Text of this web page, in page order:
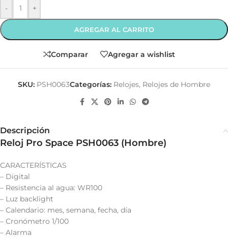
- +
AGREGAR AL CARRITO
Comparar Agregar a wishlist
SKU: PSH0063Categorías: Relojes, Relojes de Hombre
Descripción
Reloj Pro Space PSH0063 (Hombre)
CARACTERÍSTICAS
– Digital
– Resistencia al agua: WR100
– Luz backlight
– Calendario: mes, semana, fecha, día
– Cronómetro 1/100
– Alarma